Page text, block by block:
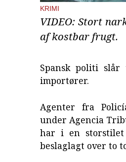
KRIMI
VIDEO: Stort
af kostbar frugt.
Spansk politi
importører.
Agenter fra
under Agencia
har i en storstilet
beslaglagt over to